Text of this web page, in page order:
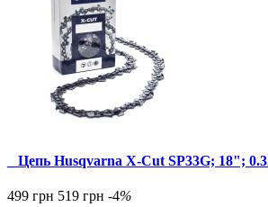
_ Цепь Husqvarna X-Cut SP33G; 18";
499 грн 519 грн -4%